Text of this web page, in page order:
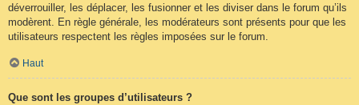
déverrouiller, les déplacer, les fusionner et les diviser dans le forum qu’ils
modèrent. En règle générale, les modérateurs sont présents pour que les
utilisateurs respectent les règles imposées sur le forum.
Haut
Que sont les groupes d’utilisateurs ?